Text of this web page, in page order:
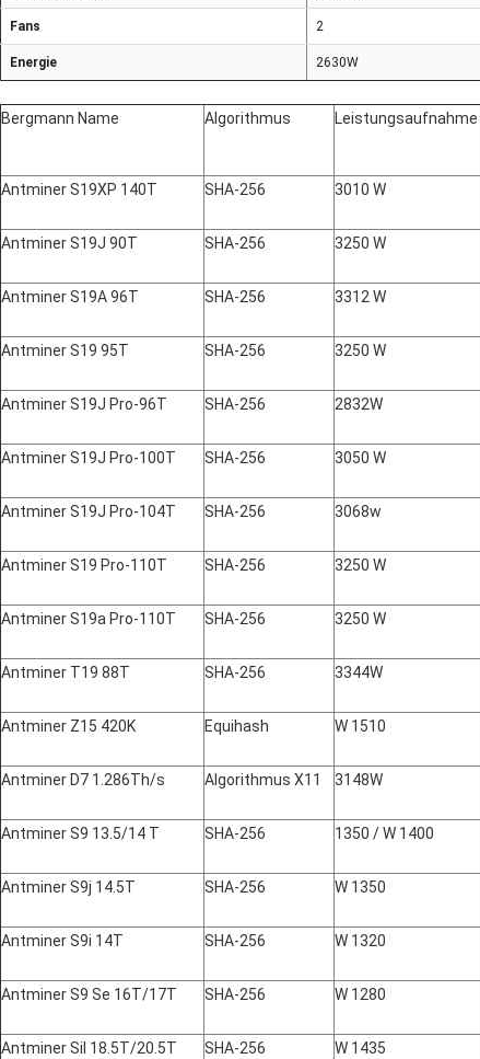
Fans 2
Energie 2630W
Bergmann Name Algorithmus Leistungsaufnahme
Antminer S19XP 140T SHA-256 3010 W
Antminer S19J 90T
SHA-256 3250 W
Antminer S19A 96T
SHA-256 3312 W
Antminer S19 95T
SHA-256 3250 W
Antminer S19J Pro-96T
SHA-256 2832W
Antminer S19J Pro-100T
SHA-256 3050 W
Antminer S19J Pro-104T
SHA-256 3068w
Antminer S19 Pro-110T
SHA-256 3250 W
Antminer S19a Pro-110T
SHA-256 3250 W
Antminer T19 88T
SHA-256 3344W
Antminer Z15 420K
Equihash W 1510
Antminer D7 1.286Th/s
Algorithmus X11 3148W
Antminer S9 13.5/14 T
SHA-256 1350 / W 1400
Antminer S9j 14.5T
SHA-256 W 1350
Antminer S9i 14T
SHA-256 W 1320
Antminer S9 Se 16T/17T
SHA-256 W 1280
Antminer Sil 18.5T/20.5T
SHA-256 W 1435